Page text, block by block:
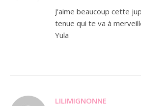
J'aime beaucoup cette
tenue qui te va à
Yula
LILIMIGNONNE